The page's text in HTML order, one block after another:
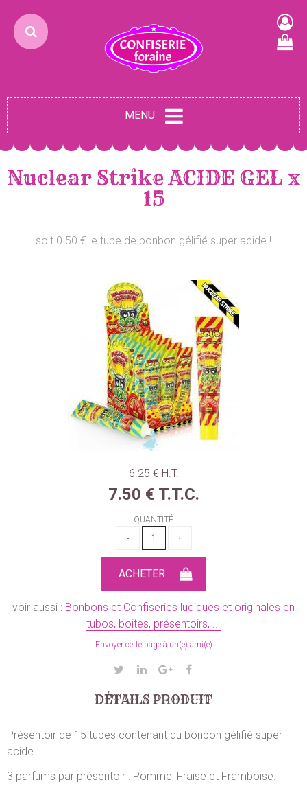
MENU
Nuclear Strike ACIDE GEL x
15
soit 0.50 € le tube de bonbon gélifié super acide !
6.25 € H.T.
7.50 € T.T.C.
QUANTITÉ
voir aussi : Bonbons et Confiseries ludiques et originales en
tubos, boites, présentoirs, ...
Envoyer cette page à un(e) ami(e)
DÉTAILS PRODUIT
Présentoir de 15 tubes contenant du bonbon gélifié super
acide.
3 parfums par présentoir : Pomme, Fraise et Framboise.